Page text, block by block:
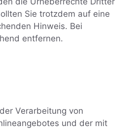
Sie trotzdem auf eine
Hinweis. Bei
entfernen.
Verarbeitung von
und der mit